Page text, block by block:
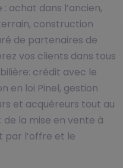
achat dans l’ancien,
construction
de partenaires de
vos clients dans tous
crédit avec le
en loi Pinel, gestion
et acquéreurs tout au
la mise en vente à
par l’offre et le